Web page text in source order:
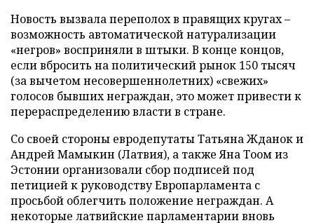
Новость вызвала переполох в правящих кругах –
возможность автоматической натурализации
«негров» восприняли в штыки. В конце концов,
если вбросить на политический рынок 150 тысяч
(за вычетом несовершеннолетних) «свежих»
голосов бывших неграждан, это может привести к
перераспределению власти в стране.
Со своей стороны евродепутаты Татьяна Жданок и
Андрей Мамыкин (Латвия), а также Яна Тоом из
Эстонии организовали сбор подписей под
петицией к руководству Европарламента с
просьбой облегчить положение неграждан. А
некоторые латвийские парламентарии вновь